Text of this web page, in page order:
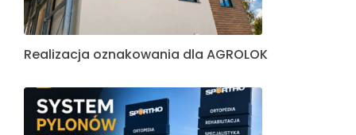
Realizacja oznakowania dla AGROLOK